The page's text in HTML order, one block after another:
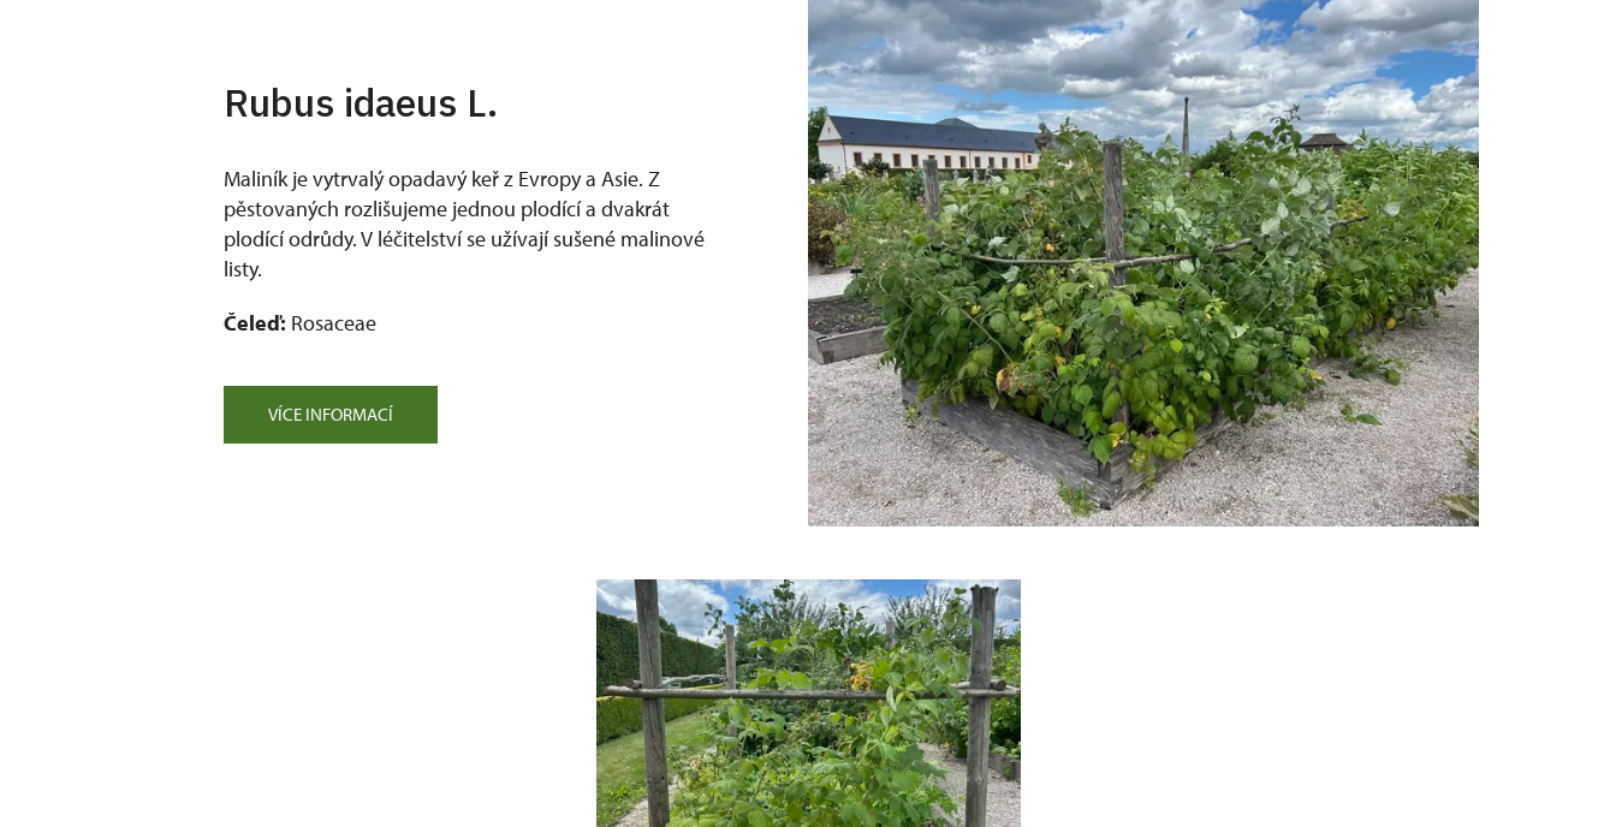
Rubus idaeus L.
Maliník je vytrvalý opadavý keř z Evropy a Asie. Z
pěstovaných rozlišujeme jednou plodící a dvakrát
plodící odrůdy. V léčitelství se užívají sušené malinové
listy.
Čeleď: Rosaceae
VÍCE INFORMACÍ